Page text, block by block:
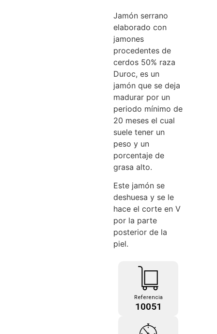
Jamón serrano
elaborado con
jamones
procedentes de
cerdos 50% raza
Duroc, es un
jamón que se deja
madurar por un
periodo mínimo de
20 meses el cual
suele tener un
peso y un
porcentaje de
grasa alto.
Este jamón se
deshuesa y se le
hace el corte en V
por la parte
posterior de la
piel.
Referencia
10051